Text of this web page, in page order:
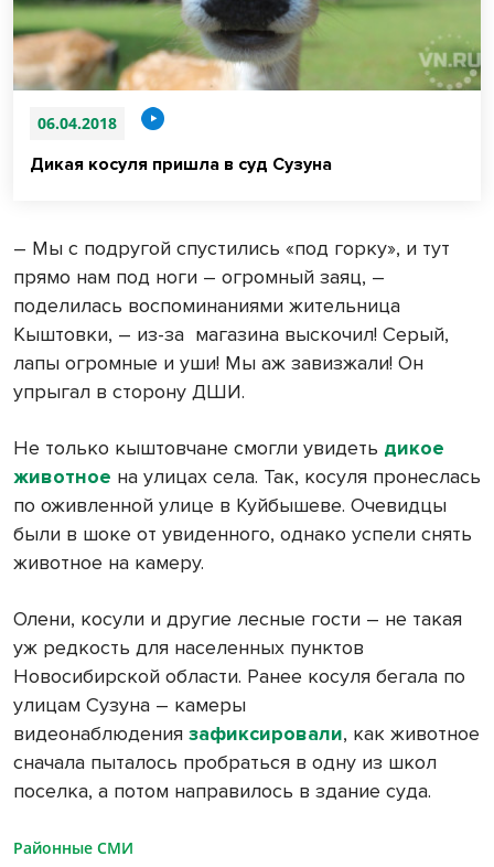
06.04.2018
Дикая косуля пришла в суд Сузуна
– Мы с подругой спустились «под горку», и тут
прямо нам под ноги – огромный заяц, –
поделилась воспоминаниями жительница
Кыштовки, – из-за магазина выскочил! Серый,
лапы огромные и уши! Мы аж завизжали! Он
упрыгал в сторону ДШИ.
Не только кыштовчане смогли увидеть дикое
животное на улицах села. Так, косуля пронеслась
по оживленной улице в Куйбышеве. Очевидцы
были в шоке от увиденного, однако успели снять
животное на камеру.
Олени, косули и другие лесные гости – не такая
уж редкость для населенных пунктов
Новосибирской области. Ранее косуля бегала по
улицам Сузуна – камеры
видеонаблюдения зафиксировали, как животное
сначала пыталось пробраться в одну из школ
поселка, а потом направилось в здание суда.
Районные СМИ